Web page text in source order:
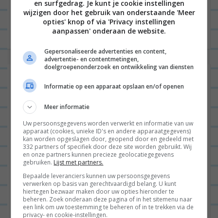
gezellig. Het idee ontstond toen ik te horen kreeg
Lees verder
IK HEB DE BURGERCONTEST
GEWONNEN!
HAMBURGERS 17
Hallo leuke mensen! 😀 Ik heb vandaag heel leuk
en surfgedrag. Je kunt je cookie instellingen
wijzigen door het gebruik van onderstaande 'Meer
opties' knop of via 'Privacy instellingen
aanpassen' onderaan de website.
Gepersonaliseerde advertenties en content,
advertentie- en contentmetingen,
doelgroepenonderzoek en ontwikkeling van diensten
Informatie op een apparaat opslaan en/of openen
Meer informatie
Uw persoonsgegevens worden verwerkt en informatie van uw
apparaat (cookies, unieke ID's en andere apparaatgegevens)
kan worden opgeslagen door, geopend door en gedeeld met
332 partners of specifiek door deze site worden gebruikt. Wij
en onze partners kunnen precieze geolocatiegegevens
gebruiken. Lijst met partners.
Bepaalde leveranciers kunnen uw persoonsgegevens
verwerken op basis van gerechtvaardigd belang. U kunt
hiertegen bezwaar maken door uw opties hieronder te
beheren. Zoek onderaan deze pagina of in het sitemenu naar
een link om uw toestemming te beheren of in te trekken via de
privacy- en cookie-instellingen.